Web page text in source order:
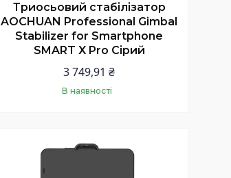
Триосьовий стабілізатор
AOCHUAN Professional Gimbal
Stabilizer for Smartphone
SMART X Pro Сірий
3 749,91 ₴
В наявності